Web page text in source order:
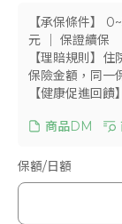
【承保條件】
元 ｜ 保證續保
【理賠規則】
保險金額，同一
【健康促進回饋】
商品DM
保額/日額